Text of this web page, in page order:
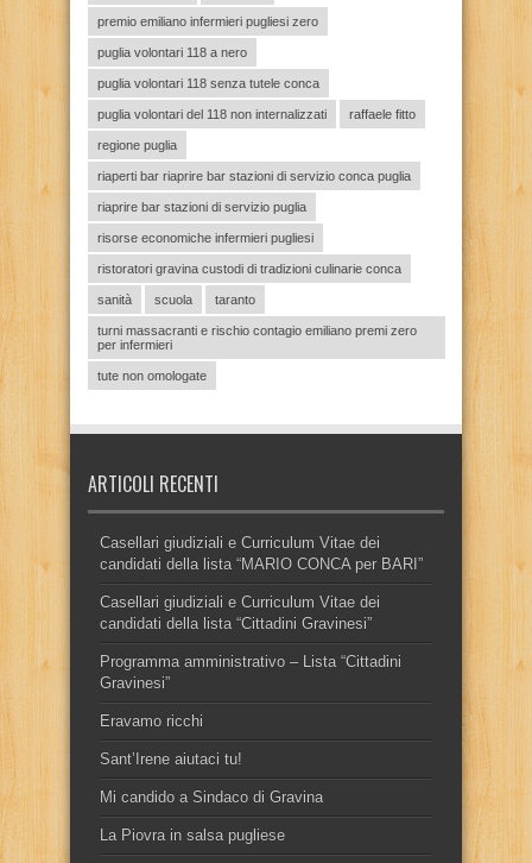
premio emiliano infermieri pugliesi zero
puglia volontari 118 a nero
puglia volontari 118 senza tutele conca
puglia volontari del 118 non internalizzati raffaele fitto
regione puglia
riaperti bar riaprire bar stazioni di servizio conca puglia
riaprire bar stazioni di servizio puglia
risorse economiche infermieri pugliesi
ristoratori gravina custodi di tradizioni culinarie conca
sanità scuola taranto
turni massacranti e rischio contagio emiliano premi zero
per infermieri
tute non omologate
ARTICOLI RECENTI
Casellari giudiziali e Curriculum Vitae dei
candidati della lista “MARIO CONCA per BARI”
Casellari giudiziali e Curriculum Vitae dei
candidati della lista “Cittadini Gravinesi”
Programma amministrativo – Lista “Cittadini
Gravinesi”
Eravamo ricchi
Sant’Irene aiutaci tu!
Mi candido a Sindaco di Gravina
La Piovra in salsa pugliese